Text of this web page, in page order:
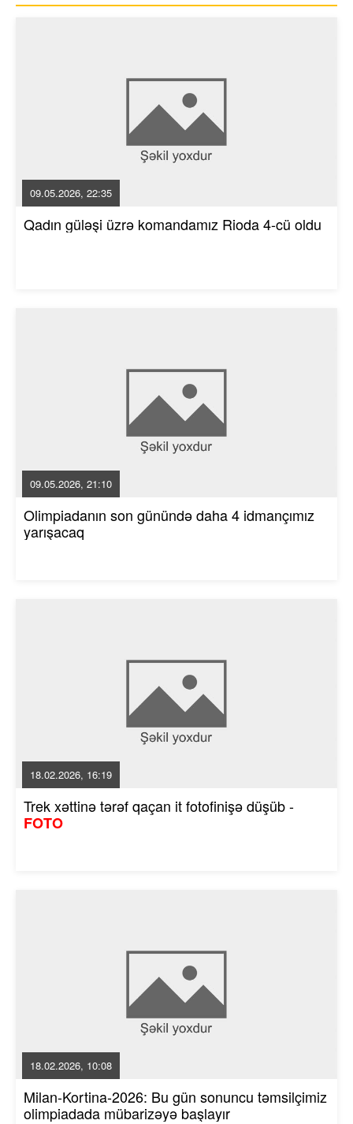
09.05.2026, 22:35
Qadın güləşi üzrə komandamız Rioda 4-cü oldu
09.05.2026, 21:10
Olimpiadanın son günündə daha 4 idmançımız
yarışacaq
18.02.2026, 16:19
Trek xəttinə tərəf qaçan it fotofinişə düşüb -
FOTO
18.02.2026, 10:08
Milan-Kortina-2026: Bu gün sonuncu təmsilçimiz
olimpiadada mübarizəyə başlayır